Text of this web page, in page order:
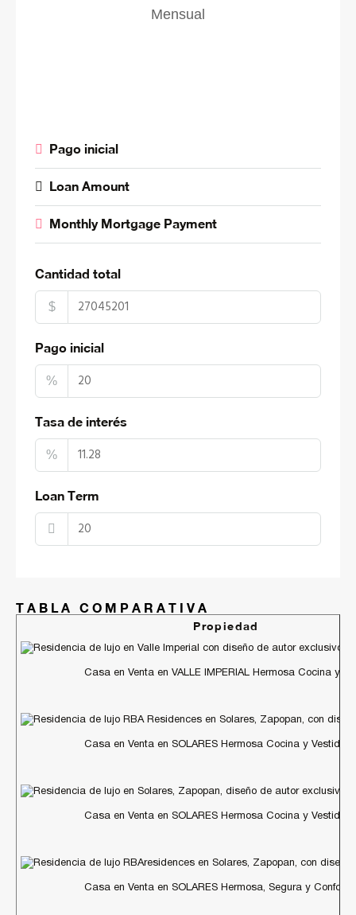
Mensual
Pago inicial
Loan Amount
Monthly Mortgage Payment
Cantidad total
$
Pago inicial
%
Tasa de interés
%
Loan Term
TABLA COMPARATIVA
Propiedad
Casa en Venta en VALLE IMPERIAL Hermosa Cocina y
Casa en Venta en SOLARES Hermosa Cocina y
Casa en Venta en SOLARES Hermosa Cocina y
Casa en Venta en SOLARES Hermosa, Segura y